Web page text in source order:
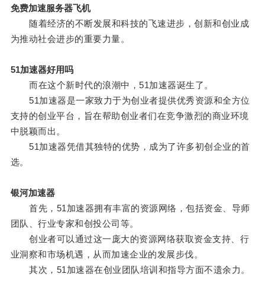
免费加速服务器飞机
随着经济的不断发展和科技的飞速进步，创新和创业成
为推动社会进步的重要力量。
51加速器好用吗
而在这个新时代的浪潮中，51加速器诞生了。
51加速器是一家致力于为创业者提供优秀资源和全方位
支持的创业平台，旨在帮助创业者们在竞争激烈的商业环境
中脱颖而出。
51加速器凭借其独特的优势，成为了许多初创企业的首
选。
银河加速器
首先，51加速器拥有丰富的资源网络，包括资金、导师
团队、行业专家和创投公司等。
创业者可以通过这一庞大的资源网络获取资金支持、行
业洞察和市场机遇，从而加速企业的发展步伐。
其次，51加速器在创业团队培训和指导方面不遗余力。